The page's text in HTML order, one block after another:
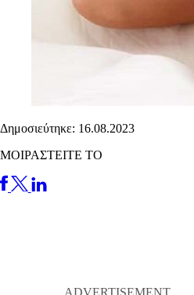
Δημοσιεύτηκε: 16.08.2023
ΜΟΙΡΑΣΤΕΙΤΕ ΤΟ